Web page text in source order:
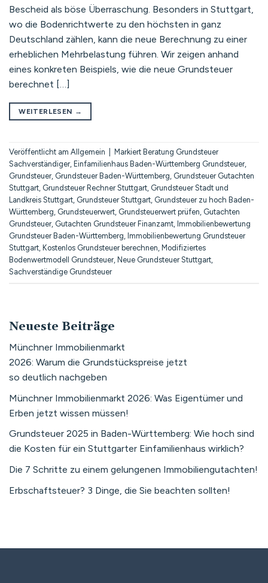
Bescheid als böse Überraschung. Besonders in Stuttgart,
wo die Bodenrichtwerte zu den höchsten in ganz
Deutschland zählen, kann die neue Berechnung zu einer
erheblichen Mehrbelastung führen. Wir zeigen anhand
eines konkreten Beispiels, wie die neue Grundsteuer
berechnet […]
WEITERLESEN →
Veröffentlicht am Allgemein Markiert Beratung Grundsteuer
Sachverständiger, Einfamilienhaus Baden-Württemberg Grundsteuer,
Grundsteuer, Grundsteuer Baden-Württemberg Grundsteuer Gutachten
Stuttgart Grundsteuer Rechner Stuttgart Grundsteuer Stadt und
Landkreis Stuttgart Grundsteuer Stuttgart Grundsteuer zu hoch Baden-
Württemberg Grundsteuerwert Grundsteuerwert prüfen Gutachten
Grundsteuer, Gutachten Grundsteuer Finanzamt Immobilienbewertung
Grundsteuer Baden-Württemberg
Immobilienbewertung Grundsteuer
Stuttgart Kostenlos Grundsteuer berechnen Modifiziertes
Bodenwertmodell Grundsteuer, Neue Grundsteuer Stuttgart
Sachverständige Grundsteuer
Neueste Beiträge
Münchner Immobilienmarkt
2026: Warum die Grundstückspreise jetzt
so deutlich nachgeben
Münchner Immobilienmarkt 2026: Was Eigentümer und
Erben jetzt wissen müssen!
Grundsteuer 2025 in Baden-Württemberg: Wie hoch sind
die Kosten für ein Stuttgarter Einfamilienhaus wirklich?
Die 7 Schritte zu einem gelungenen Immobiliengutachten!
Erbschaftsteuer? 3 Dinge, die Sie beachten sollten!